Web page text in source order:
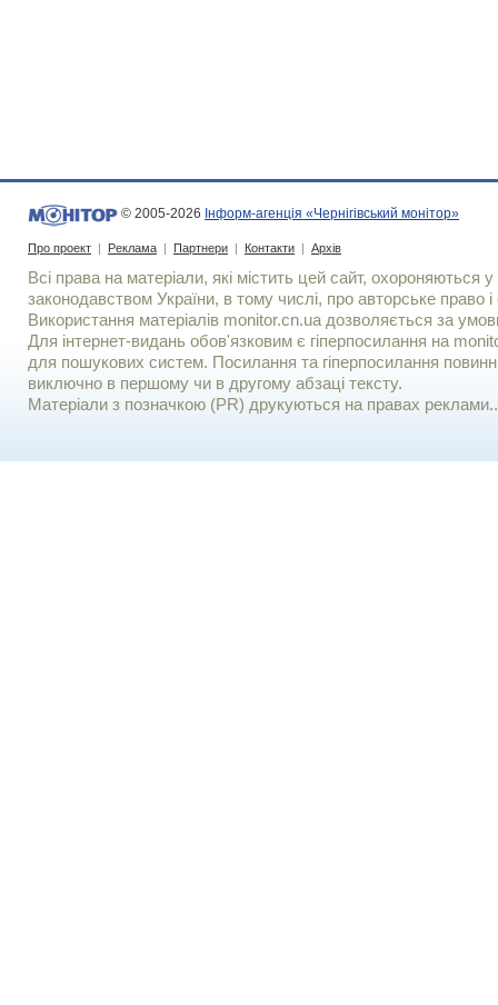
© 2005-2026 Інформ-агенція «Чернігівський монітор»
Про проект | Реклама | Партнери | Контакти | Архів
Всі права на матеріали, які містить цей сайт, охороняються у
законодавством України, в тому числі, про авторське право і
Використання матерiалiв monitor.cn.ua дозволяється за
Для iнтернет-видань обов'язковим є гiперпосилання на
для пошукових систем. Посилання та гіперпосилання
виключно в першому чи в другому абзаці тексту.
Матеріали з позначкою (PR) друкуються на правах реклами..